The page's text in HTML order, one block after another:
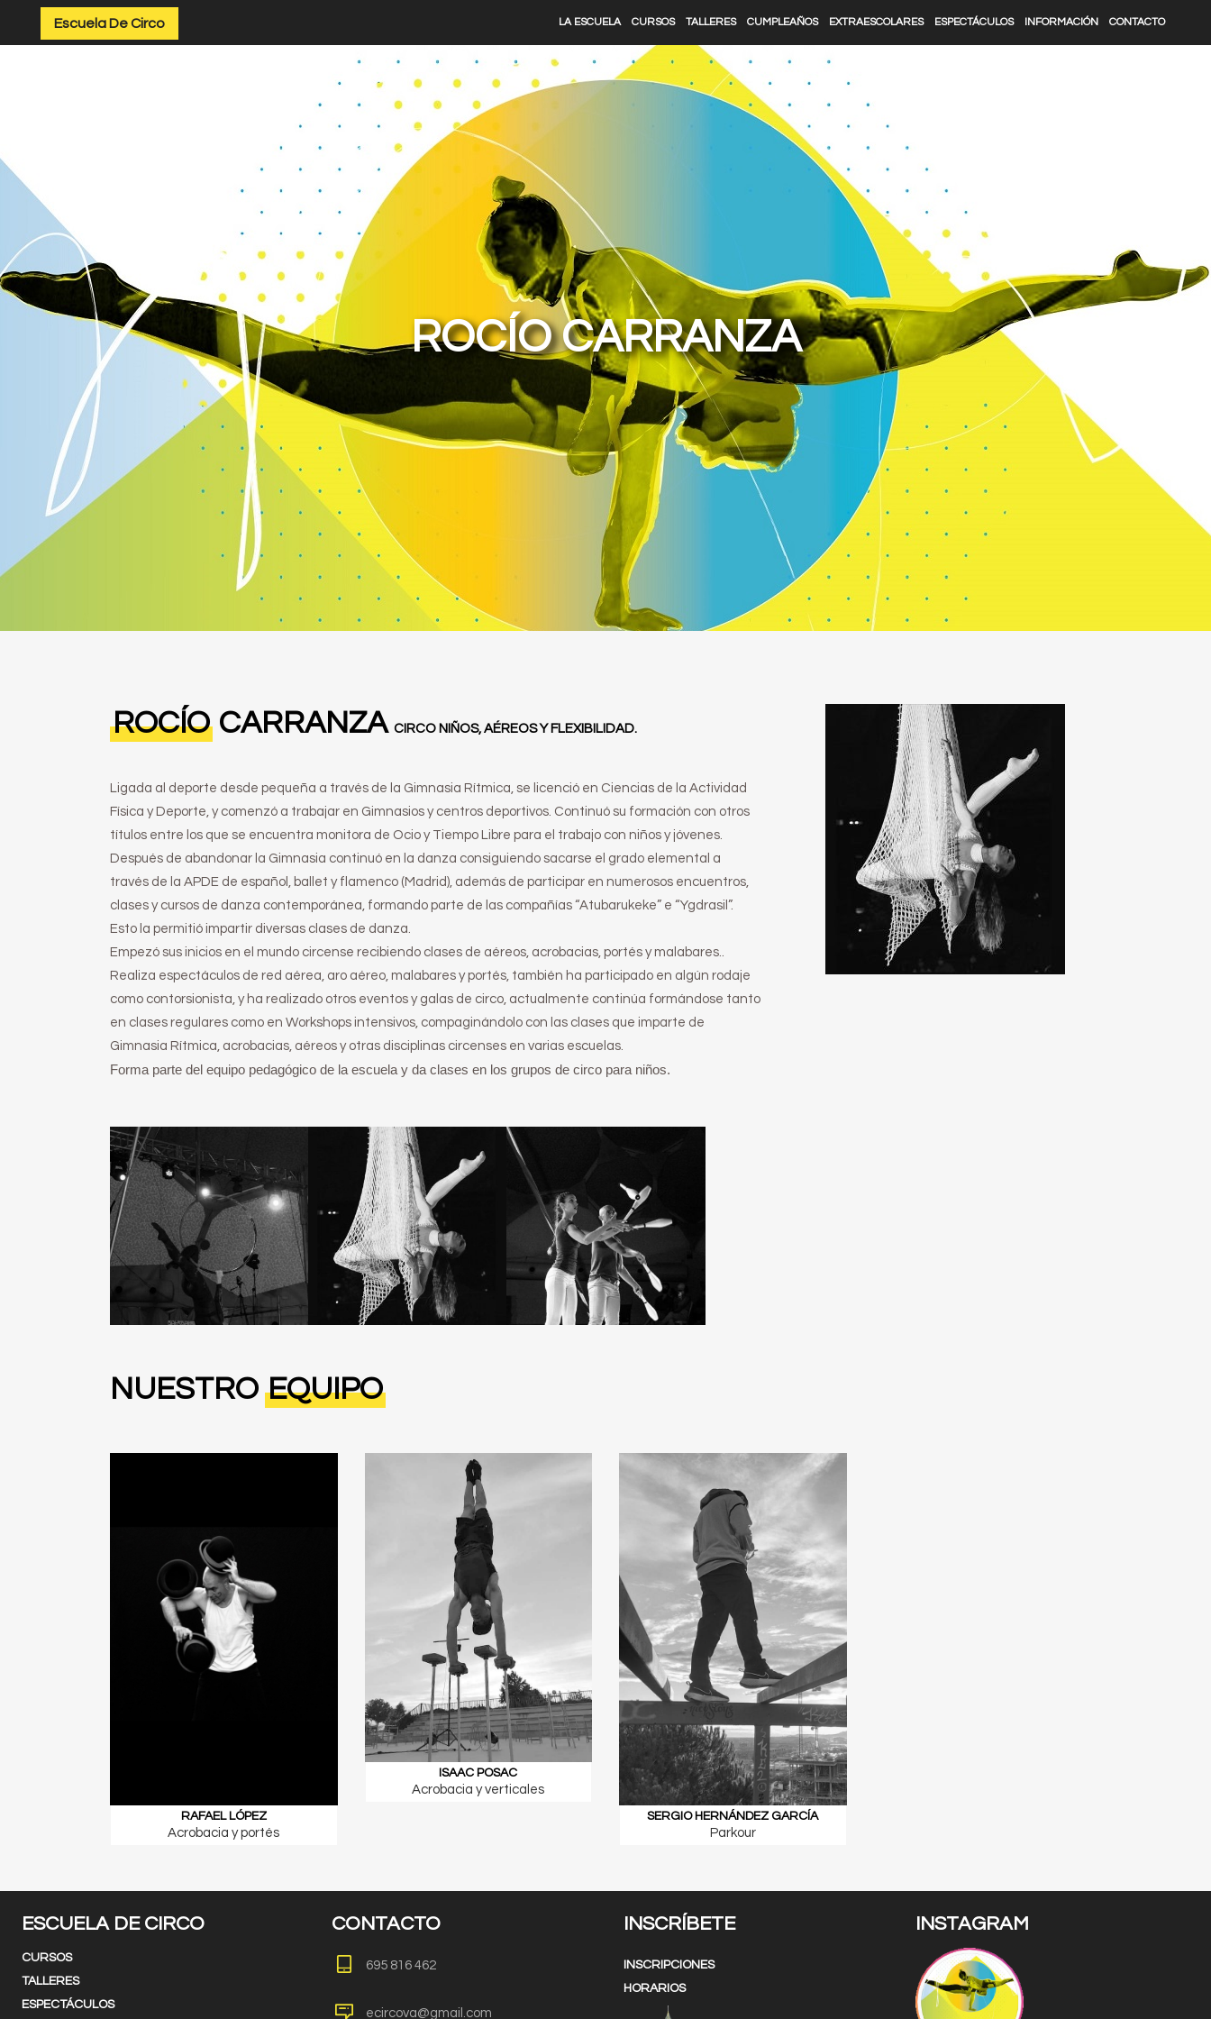
Escuela De Circo LA ESCUELA CURSOS TALLERES CUMPLEAÑOS EXTRAESCOLARES ESPECTÁCULOS INFORMACIÓN CONTACTO
ROCÍO CARRANZA
ROCÍO CARRANZA CIRCO NIÑOS, AÉREOS Y FLEXIBILIDAD.
Ligada al deporte desde pequeña a través de la Gimnasia Rítmica, se licenció en Ciencias de la Actividad
Física y Deporte, y comenzó a trabajar en Gimnasios y centros deportivos. Continuó su formación con otros
títulos entre los que se encuentra monitora de Ocio y Tiempo Libre para el trabajo con niños y jóvenes.
Después de abandonar la Gimnasia continuó en la danza consiguiendo sacarse el grado elemental a
través de la APDE de español, ballet y flamenco (Madrid), además de participar en numerosos encuentros,
clases y cursos de danza contemporánea, formando parte de las compañías “Atubarukeke” e “Ygdrasil”.
Esto la permitió impartir diversas clases de danza.
Empezó sus inicios en el mundo circense recibiendo clases de aéreos, acrobacias, portés y malabares..
Realiza espectáculos de red aérea, aro aéreo, malabares y portés, también ha participado en algún rodaje
como contorsionista, y ha realizado otros eventos y galas de circo, actualmente continúa formándose tanto
en clases regulares como en Workshops intensivos, compaginándolo con las clases que imparte de
Gimnasia Rítmica, acrobacias, aéreos y otras disciplinas circenses en varias escuelas.
Forma parte del equipo pedagógico de la escuela y da clases en los grupos de circo para niños.
NUESTRO EQUIPO
RAFAEL LÓPEZ
Acrobacia y portés
ISAAC POSAC
Acrobacia y verticales
SERGIO HERNÁNDEZ GARCÍA
Parkour
ESCUELA DE CIRCO
CURSOS
TALLERES
ESPECTÁCULOS
CONTACTO
695 816 462
ecircova@gmail.com
INSCRÍBETE
INSCRIPCIONES
HORARIOS
INSTAGRAM